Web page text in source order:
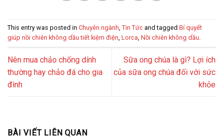
This entry was posted in Chuyên ngành, Tin Tức and tagged Bí quyết
giúp nồi chiên không dầu tiết kiệm điện, Lorca, Nồi chiên không dầu.
Nên mua chảo chống dính
thường hay chảo đá cho gia
đình
Sữa ong chúa là gì? Lợi ích
của sữa ong chúa đối với sức
khỏe
BÀI VIẾT LIÊN QUAN